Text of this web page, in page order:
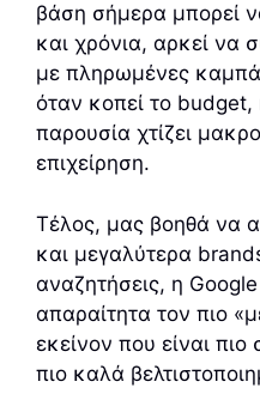
βάση σήμερα μπορεί
και χρόνια, αρκεί να
με πληρωμένες
όταν κοπεί το budget,
παρουσία χτίζει
επιχείρηση.
Τέλος, μας βοηθά να
και μεγαλύτερα
αναζητήσεις, η
απαραίτητα τον πιο
εκείνον που είναι
πιο καλά